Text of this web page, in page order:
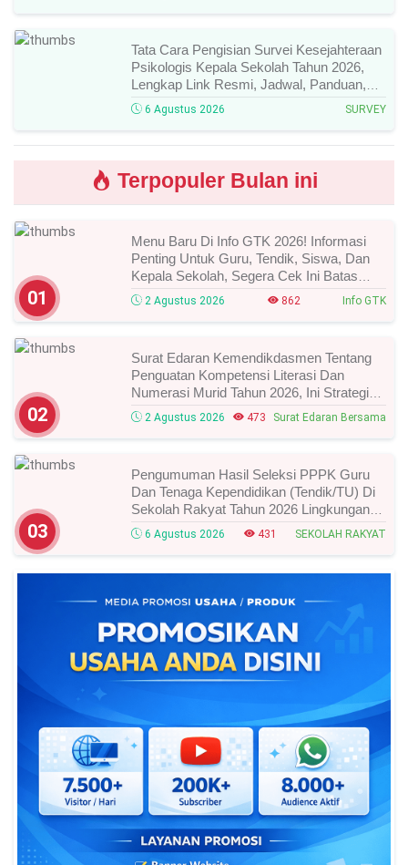
Tata Cara Pengisian Survei Kesejahteraan
Psikologis Kepala Sekolah Tahun 2026,
Lengkap Link Resmi, Jadwal, Panduan,
Dan Hal Yang Wajib Diperhatikan!
6 Agustus 2026 SURVEY
Terpopuler Bulan ini
01
Menu Baru Di Info GTK 2026! Informasi
Penting Untuk Guru, Tendik, Siswa, Dan
Kepala Sekolah, Segera Cek Ini Batas
Waktunya!
2 Agustus 2026 862 Info GTK
02
Surat Edaran Kemendikdasmen Tentang
Penguatan Kompetensi Literasi Dan
Numerasi Murid Tahun 2026, Ini Strategi
Dan Alurnya
2 Agustus 2026 473 Surat Edaran Bersama
03
Pengumuman Hasil Seleksi PPPK Guru
Dan Tenaga Kependidikan (Tendik/TU) Di
Sekolah Rakyat Tahun 2026 Lingkungan
Kementerian Sosial RI, Ini Daftar Nama
Peserta Yang Lolos!
6 Agustus 2026 431 SEKOLAH RAKYAT